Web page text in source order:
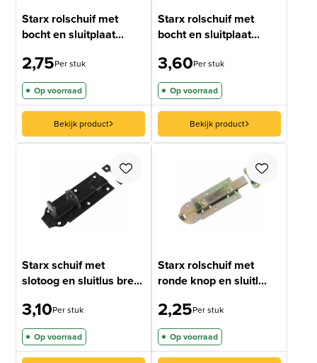
Starx rolschuif met
bocht en sluitplaat...
2,75Per stuk
Op voorraad
Bekijk product
Starx rolschuif met
bocht en sluitplaat...
3,60Per stuk
Op voorraad
Bekijk product
Starx schuif met
slotoog en sluitlus bre...
3,10Per stuk
Op voorraad
Starx rolschuif met
ronde knop en sluitl...
2,25Per stuk
Op voorraad